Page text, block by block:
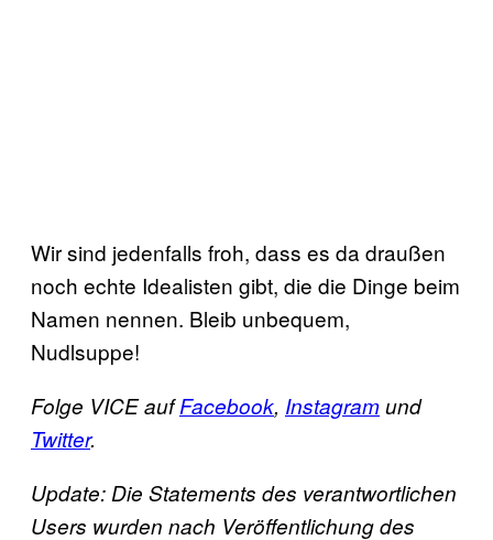
Wir sind jedenfalls froh, dass es da draußen
noch echte Idealisten gibt, die die Dinge beim
Namen nennen. Bleib unbequem,
Nudlsuppe!
Folge VICE aufFacebook, Instagramund
Twitter.
Update: Die Statements des verantwortlichen
Users wurden nach Veröffentlichung des